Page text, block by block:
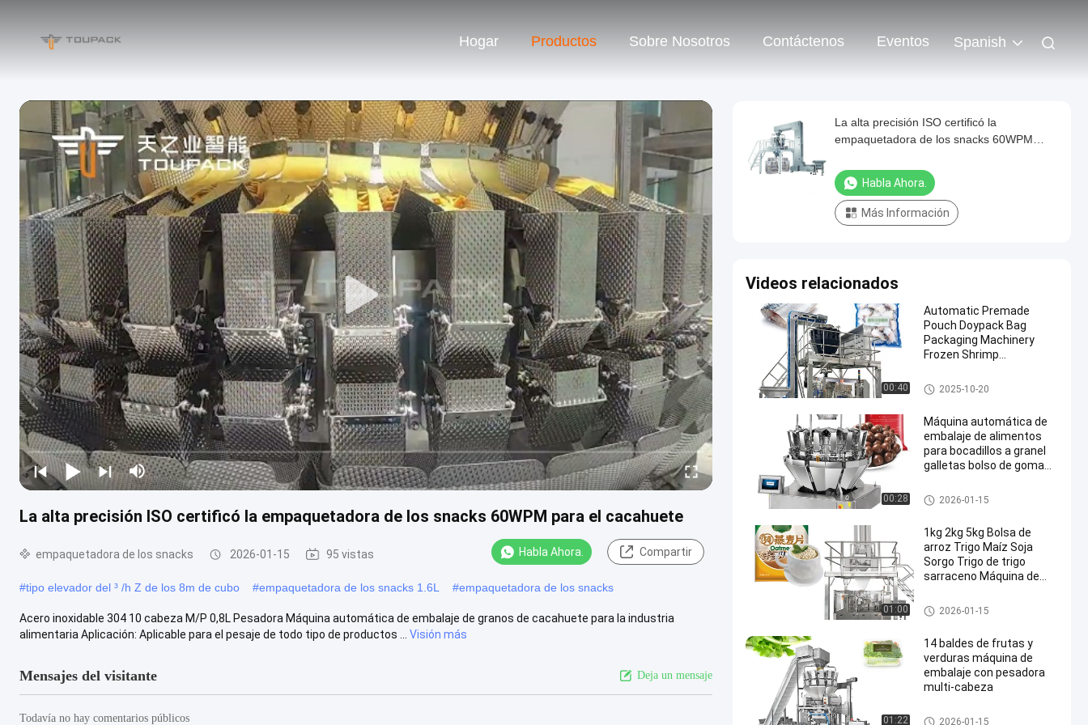
Hogar Productos Sobre Nosotros Contáctenos Eventos Spanish
La alta precisión ISO certificó la empaquetadora de los snacks 60WPM para el cacahuete
empaquetadora de los snacks 2026-01-15 95 vistas Habla Ahora. Compartir
#tipo elevador del ³ /h Z de los 8m de cubo #empaquetadora de los snacks 1.6L #empaquetadora de los snacks
Acero inoxidable 304 10 cabeza M/P 0,8L Pesadora Máquina automática de embalaje de granos de cacahuete para la industria
alimentaria Aplicación: Aplicable para el pesaje de todo tipo de productos ...
Visión más
Mensajes del visitante Deja un mensaje
Todavía no hay comentarios públicos
La alta precisión ISO certificó la
empaquetadora de los snacks 60WPM
Habla Ahora.
Más Información
Videos relacionados
00:40
Automatic Premade
Pouch Doypack Bag
Packaging Machinery
Frozen Shrimp
Nugget Packing Machine
Máquina del envasado de ali
mentos congelado
2025-10-20
00:28
Máquina automática de
embalaje de alimentos
para bocadillos a granel
galletas bolso de goma
de llenado máquina de
embalaje de pesas de
Empaquetadora de las nueces
2026-01-15
01:00
1kg 2kg 5kg Bolsa de
arroz Trigo Maíz Soja
Sorgo Trigo de trigo
sarraceno Máquina de
multicabeza
Pesadora multicabezal
2026-01-15
01:22
14 baldes de frutas y
verduras máquina de
embalaje con pesadora
multi-cabeza
Empaquetadora de la fruta y v
2026-01-15